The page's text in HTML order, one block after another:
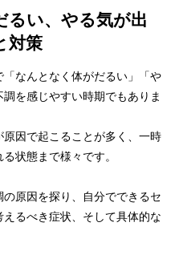
るい、やる気が出
対策
なんとなく体がだるい」「や
を感じやすい時期でもありま
因で起こることが多く、一時
状態まで様々です。
原因を探り、自分でできるセ
るべき症状、そして具体的な